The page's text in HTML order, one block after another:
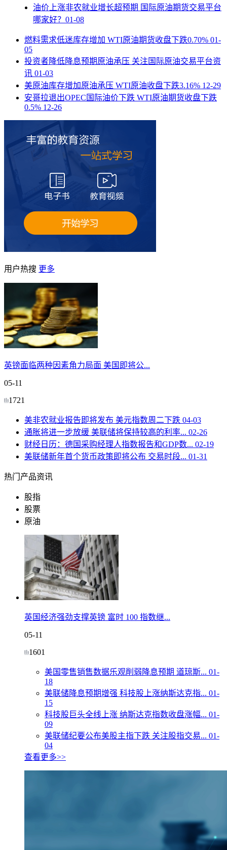
油价上涨非农就业增长超预期 国际原油期货交易平台
哪家好？ 01-08
燃料需求低迷库存增加 WTI原油期货收盘下跌0.70% 01-
05
投资者降低降息预期原油承压 关注国际原油交易平台资
讯 01-03
美原油库存增加原油承压 WTI原油收盘下跌3.16% 12-29
安哥拉退出OPEC国际油价下跌 WTI原油期货收盘下跌
0.5% 12-26
用户热搜 更多
英镑面临两种因素角力局面 美国即将公...
05-11
1721
美非农就业报告即将发布 美元指数周二下跌 04-03
通胀将进一步放缓 美联储将保持较高的利率... 02-26
财经日历：德国采购经理人指数报告和GDP数... 02-19
美联储新年首个货币政策即将公布 交易时段... 01-31
热门产品资讯
股指
股票
原油
英国经济强劲支撑英镑 富时 100 指数继...
05-11
1601
美国零售销售数据乐观削弱降息预期 道琼斯... 01-
18
美联储降息预期增强 科技股上涨纳斯达克指... 01-
15
科技股巨头全线上涨 纳斯达克指数收盘涨幅... 01-
09
美联储纪要公布美股主指下跌 关注股指交易... 01-
04
查看更多>>